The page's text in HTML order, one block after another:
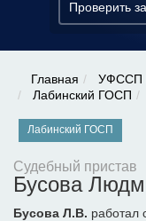
Проверить
Главная
УФССП
Лабинский ГОСП
Лабинский ГОСП
Судебный пристав
Бусова
Бусова Л.В. работал